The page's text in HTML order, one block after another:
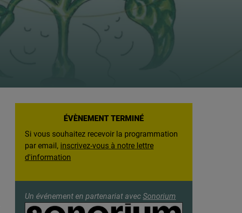
ÉVÈNEMENT TERMINÉ
Si vous souhaitez recevoir la programmation
par email, inscrivez-vous à notre lettre
d'information
Un événement en partenariat avec Sonorium